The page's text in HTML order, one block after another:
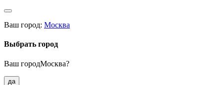
Ваш город: Москва
Выбрать город
Ваш городМосква?
да